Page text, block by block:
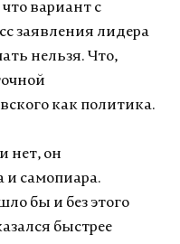
вариант с
заявления лидера
нельзя. Что,
как политика.
нет, он
и самопиара.
бы и без этого
быстрее